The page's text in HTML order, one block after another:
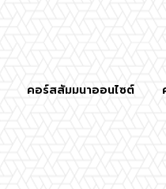
คอร์สสัมมนาออนไซต์